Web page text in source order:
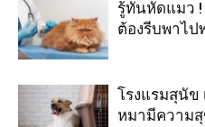
รู้ทันหัดแมว
ต้องรีบพาไ
โรงแรมสุนัข
หมามีความสุ